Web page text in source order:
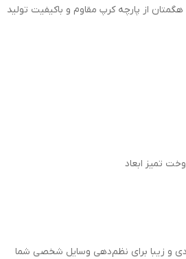
از پارچه کرپ مقاوم و باکیفیت تولید
تمیز ابعاد
و زیبا برای نظم‌دهی وسایل شخصی شما